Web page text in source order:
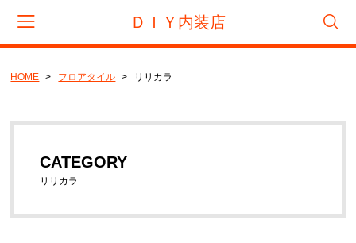
ＤＩＹ内装店
CATEGORY
フロアタイル
東リ
HOME フロアタイル リリカラ
CATEGORY
リリカラ